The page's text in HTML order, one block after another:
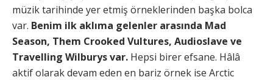
müzik tarihinde yer etmiş örneklerinden başka bolca
var. Benim ilk aklıma gelenler arasında Mad
Season, Them Crooked Vultures, Audioslave ve
Travelling Wilburys var. Hepsi birer efsane. Hâlâ
aktif olarak devam eden en bariz örnek ise Arctic